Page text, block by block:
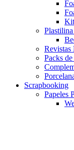
Revistas
Packs
Scrapbooking
Papeles